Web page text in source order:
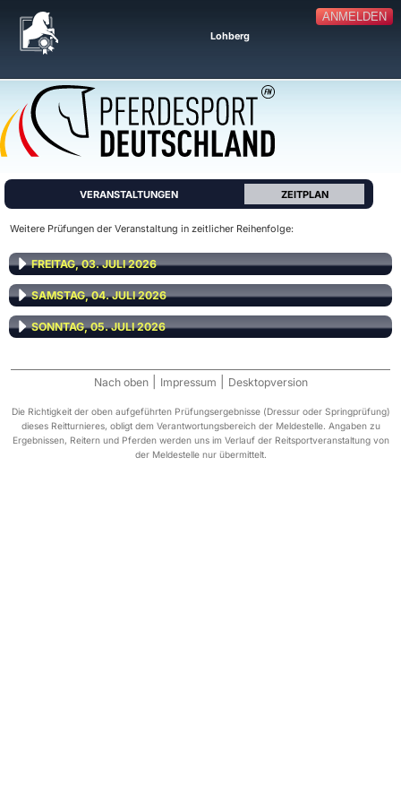
ANMELDEN
Lohberg
VERANSTALTUNGEN ZEITPLAN
Weitere Prüfungen der Veranstaltung in zeitlicher Reihenfolge:
FREITAG, 03. JULI 2026
SAMSTAG, 04. JULI 2026
SONNTAG, 05. JULI 2026
Nach oben Impressum Desktopversion
Die Richtigkeit der oben aufgeführten Prüfungsergebnisse (Dressur oder Springprüfung)
dieses Reitturnieres, obligt dem Verantwortungsbereich der Meldestelle. Angaben zu
Ergebnissen, Reitern und Pferden werden uns im Verlauf der Reitsportveranstaltung von
der Meldestelle nur übermittelt.